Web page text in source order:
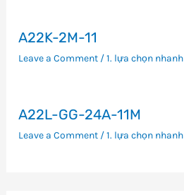
A22K-2M-11
Leave a Comment /1. lựa chọn nhanh
A22L-GG-24A-11M
Leave a Comment /1. lựa chọn nhanh